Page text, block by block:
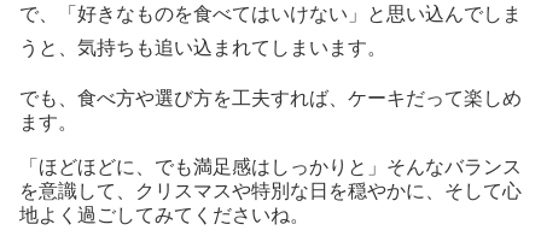
で、「好きなものを食べてはいけない」と思い込んでしま
うと、気持ちも追い込まれてしまいます。
でも、食べ方や選び方を工夫すれば、ケーキだって楽しめ
ます。
「ほどほどに、でも満足感はしっかりと」そんなバランス
を意識して、クリスマスや特別な日を穏やかに、そして心
地よく過ごしてみてくださいね。